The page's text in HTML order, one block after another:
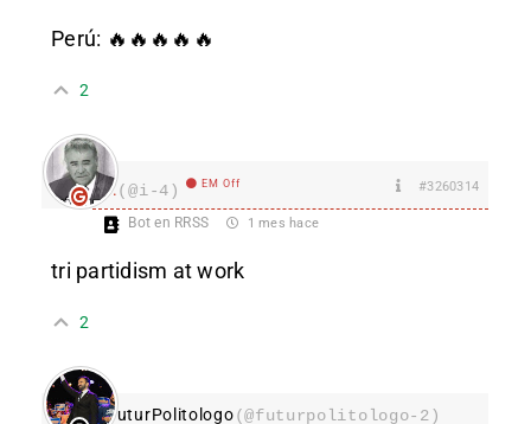
Perú: 🔥🔥🔥🔥🔥
2
I.(@i-4) EM Off #3260314
Bot en RRSS 1 mes hace
tri partidism at work
2
FuturPolitologo(@futurpolitologo-2)